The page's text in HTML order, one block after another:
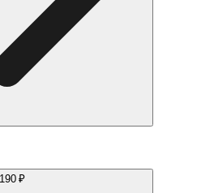
190 ₽